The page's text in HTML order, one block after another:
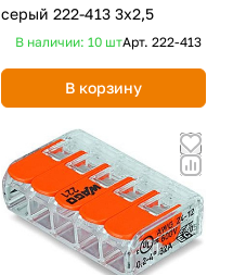
серый 222-413 3x2,5
В наличии: 10 штАрт. 222-413
В корзину